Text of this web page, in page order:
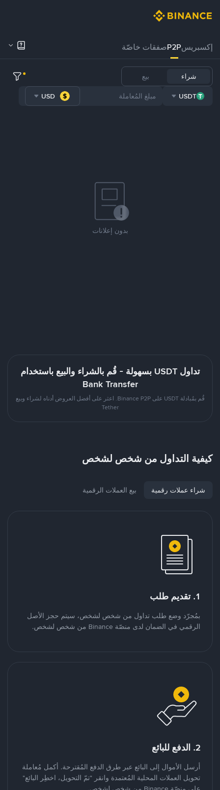
إكسبريسP2Pصفقات خاصّة
شراء بيع
USDT
USD
بدون إعلانات
تداول USDT بسهولة - قُم بالشراء والبيع باستخدام
Bank Transfer
قُم بمُبادلة USDT على Binance P2P. اعثر على أفضل العروض أدناه لشراء وبيع
Tether
كيفية التداول من شخص لشخص
شراء عملات رقمية بيع العملات الرقمية
1. تقديم طلب
بمُجرّد وضع طلب تداول من شخص لشخص، سيتم حجز الأصل
الرقمي في الضمان لدى منصّة Binance من شخص لشخص.
2. الدفع للبائع
أرسل الأموال إلى البائع عبر طرق الدفع المُقترحة. أكمل مُعاملة
تحويل العملات المحلية المُعتمدة وانقر "تمّ التحويل، اخطِر البائع"